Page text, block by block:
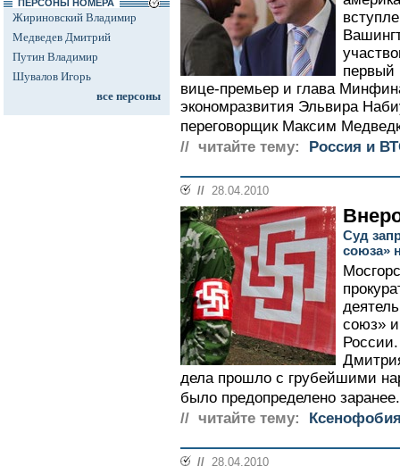
ПЕРСОНЫ НОМЕРА
Жириновский Владимир
Медведев Дмитрий
Путин Владимир
Шувалов Игорь
все персоны
первый
вице-премьер и глава
экономразвития Эльвира
переговорщик Максим
// читайте тему:
Россия и
// 28.04.2010
Суд
союза»
союз»
дела прошло с грубейшими
было предопределено
// читайте тему:
// 28.04.2010